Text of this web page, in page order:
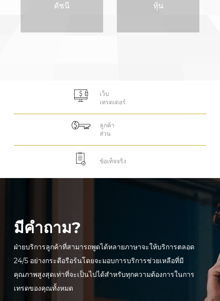
ดัชนี หุ้น
เว็บ
เทรดเดอร์
ลูกค้า
ส่วน
ข้อเท็จจริง
มีคำถาม?
ฝ่ายบริการลูกค้าที่สามารถพูดได้หลายภาษาจะให้บริการตลอด
24/5 อย่างกระตือรือร้นโดยจะมอบการบริการช่วยเหลือที่มี
คุณภาพสูงสุดเท่าที่จะเป็นไปได้สำหรับทุกความต้องการในการ
เทรดของคุณทั้งหมด